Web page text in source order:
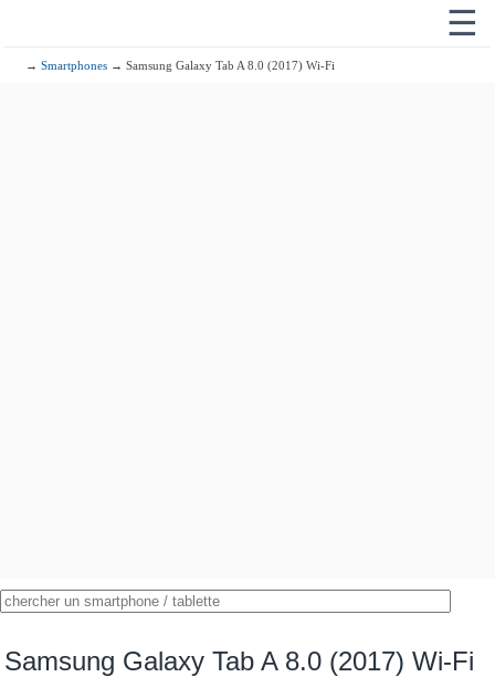
☰
→Smartphones → Samsung Galaxy Tab A 8.0 (2017) Wi-Fi
Samsung Galaxy Tab A 8.0 (2017) Wi-Fi